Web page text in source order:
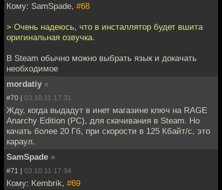
Кому: SamSpade, #68
> Очень надеюсь, что в инсталлятор будет вшита
оригинальная озвучка.
В Steam обычно можно выбрать язык и докачать
необходимое
mordatiy »
#70 | 03.10.11 17:31
Жду, когда выдадут в инет магазине ключ на RAGE
Anarchy Edition (РС), для скачивания в Steam. Но
качать более 20 Гб, при скорости в 125 Кбайт/с, это
караул.
SamSpade »
#71 | 03.10.11 17:34
Кому: Kembrik, #69